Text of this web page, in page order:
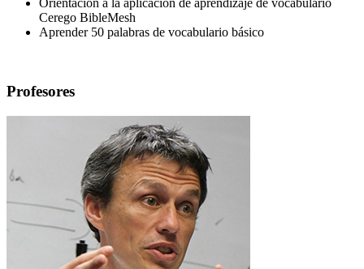
Orientación a la aplicación de aprendizaje de vocabulario
Cerego BibleMesh
Aprender 50 palabras de vocabulario básico
Profesores